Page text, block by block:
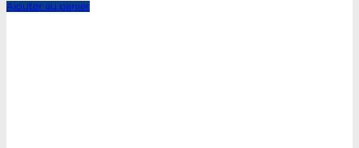
Ajouter au panier